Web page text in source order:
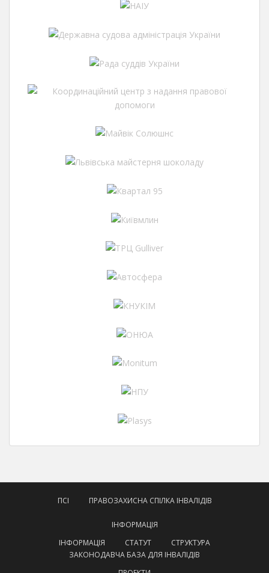
ПСІ ПРАВОЗАХИСНА СПІЛКА ІНВАЛІДІВ
ІНФОРМАЦІЯ
ІНФОРМАЦІЯ
СТАТУТ
СТРУКТУРА
ЗАКОНОДАВЧА БАЗА ДЛЯ ІНВАЛІДІВ